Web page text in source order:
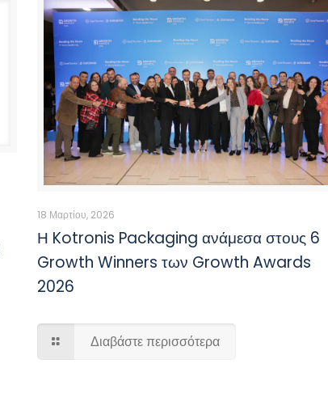
18 Μαρτίου, 2026
Η Kotronis Packaging ανάμεσα στους 6
Growth Winners των Growth Awards
2026
Διαβάστε περισσότερα